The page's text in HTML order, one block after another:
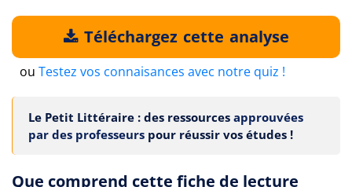
Téléchargez cette analyse
ou Testez vos connaisances avec notre quiz !
Le Petit Littéraire : des ressources approuvées
par des professeurs pour réussir vos études !
Que comprend cette fiche de lecture